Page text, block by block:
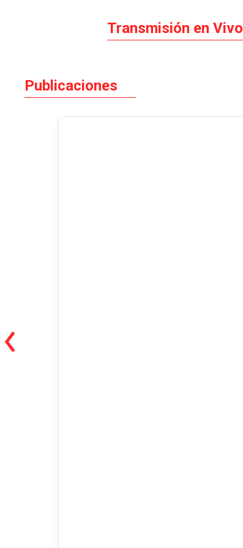
Transmisión en Vivo
Publicaciones